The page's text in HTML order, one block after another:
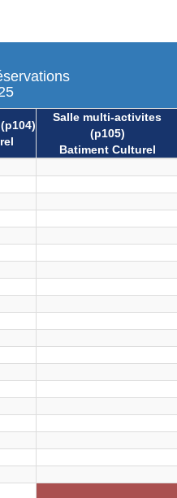
Salle multi-activites
(p105)
Batiment Culturel